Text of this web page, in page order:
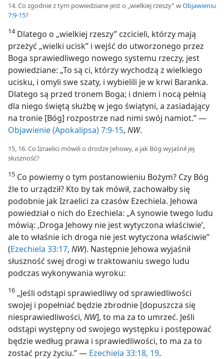
14. Co zgodnie z tym powiedziane jest o „wielkiej rzeszy” wObjawieniu
7:9-15?
14Dlatego o „wielkiej rzeszy” czcicieli, którzy mają
przeżyć „wielki ucisk” i wejść do utworzonego przez
Boga sprawiedliwego nowego systemu rzeczy, jest
powiedziane: „To są ci, którzy wychodzą z wielkiego
ucisku, i omyli swe szaty, i wybielili je w krwi Baranka.
Dlatego są przed tronem Boga; i dniem i nocą pełnią
dla niego świętą służbę w jego świątyni, a zasiadający
na tronie [Bóg] rozpostrze nad nimi swój namiot.” —
Objawienie (Apokalipsa) 7:9-15, NW.
15, 16. Co Izraelici mówili o drodze Jehowy, a jak Bóg wyjaśnił jej
słuszność?
15 Co powiemy o tym postanowieniu Bożym? Czy Bóg
źle to urządził? Kto by tak mówił, zachowałby się
podobnie jak Izraelici za czasów Ezechiela. Jehowa
powiedział o nich do Ezechiela: „A synowie twego ludu
mówią: ‚Droga Jehowy nie jest wytyczona właściwie’,
ale to właśnie ich droga nie jest wytyczona właściwie”
(Ezechiela 33:17, NW). Następnie Jehowa wyjaśnił
słuszność swej drogi w traktowaniu swego ludu
podczas wykonywania wyroku:
16 „Jeśli odstąpi sprawiedliwy od sprawiedliwości
swojej i popełniać będzie zbrodnie [dopuszcza się
niesprawiedliwości, NW], to ma za to umrzeć. Jeśli
odstąpi występny od swojego występku i postępować
będzie według prawa i sprawiedliwości, to ma za to
zostać przy życiu.” — Ezechiela 33:18, 19.